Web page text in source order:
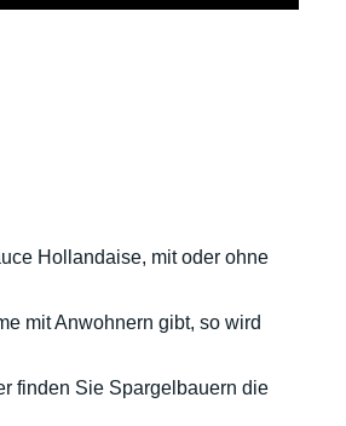
Hollandaise, mit oder ohne
mit Anwohnern gibt, so wird
finden Sie Spargelbauern die